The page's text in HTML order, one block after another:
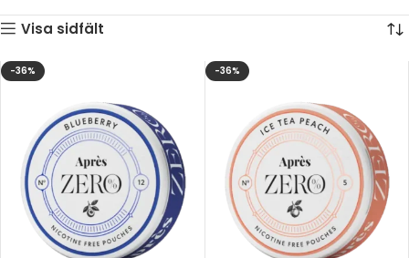
Visa sidfält
-36% -36%